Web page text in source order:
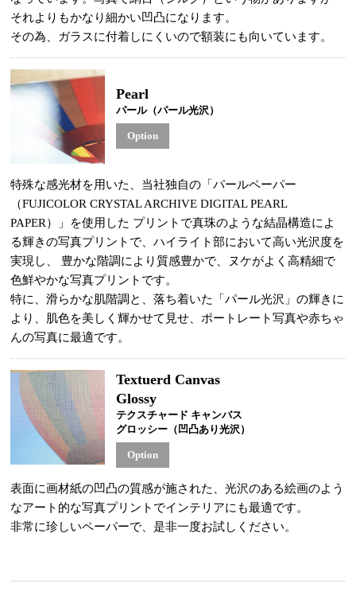
それよりもかなり細かい凹凸になります。
その為、ガラスに付着しにくいので額装にも向いています。
Pearl
パール（パール光沢）
Option
特殊な感光材を用いた、当社独自の「パールペーパー
（FUJICOLOR CRYSTAL ARCHIVE DIGITAL PEARL
PAPER）」を使用した プリントで真珠のような結晶構造によ
る輝きの写真プリントで、ハイライト部において高い光沢度を
実現し、 豊かな階調により質感豊かで、ヌケがよく高精細で
色鮮やかな写真プリントです。
特に、滑らかな肌階調と、落ち着いた「パール光沢」の輝きに
より、肌色を美しく輝かせて見せ、ポートレート写真や赤ちゃ
んの写真に最適です。
Textuerd Canvas
Glossy
テクスチャード キャンバス
グロッシー（凹凸あり光沢）
Option
表面に画材紙の凹凸の質感が施された、光沢のある絵画のよう
なアート的な写真プリントでインテリアにも最適です。
非常に珍しいペーパーで、是非一度お試しください。